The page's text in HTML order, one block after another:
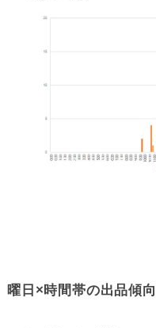
曜日×時間帯の出品傾向